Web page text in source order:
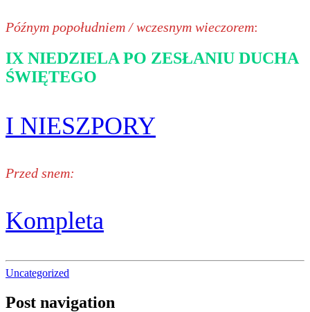
Późnym popołudniem / wczesnym wieczorem:
IX NIEDZIELA PO ZESŁANIU DUCHA
ŚWIĘTEGO
I NIESZPORY
Przed snem:
Kompleta
Uncategorized
Post navigation